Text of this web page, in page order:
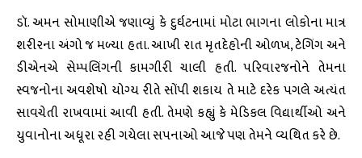
ડૉ. અમન સોમાણીએ જણાવ્યું કે દુર્ઘટનામાં મોટા ભાગના લોકોના માત્ર
શરીરના અંગો જ મળ્યા હતા. આખી રાત મૃતદેહોની ઓળખ, ટેગિંગ અને
ડીએનએ સેમ્પલિંગની કામગીરી ચાલી હતી. પરિવારજનોને તેમના
સ્વજનોના અવશેષો યોગ્ય રીતે સોંપી શકાય તે માટે દરેક પગલે અત્યંત
સાવચેતી રાખવામાં આવી હતી. તેમણે કહ્યું કે મેડિકલ વિદ્યાર્થીઓ અને
યુવાનોના અધૂરા રહી ગયેલા સપનાઓ આજે પણ તેમને વ્યથિત કરે છે.